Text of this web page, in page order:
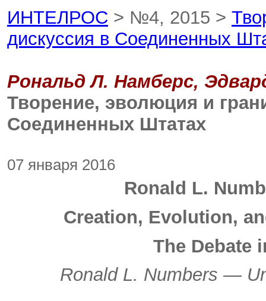
ИНТЕЛРОС > №4, 2015 >
дискуссия в Соединенных
Рональд Л. Намберс,
Творение, эволюция и
Соединенных Штатах
07 января 2016
Ronald L.
Creation, Evolution,
The Debate
Ronald L. Numbers —